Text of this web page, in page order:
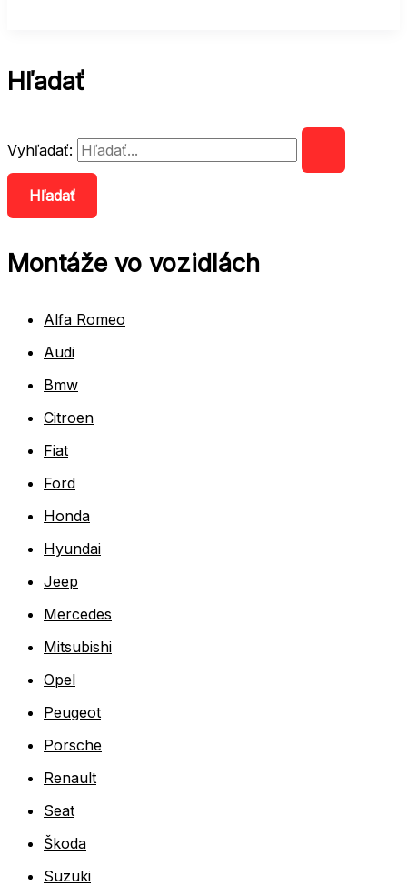
Hľadať
Vyhľadať:
Montáže vo vozidlách
Alfa Romeo
Audi
Bmw
Citroen
Fiat
Ford
Honda
Hyundai
Jeep
Mercedes
Mitsubishi
Opel
Peugeot
Porsche
Renault
Seat
Škoda
Suzuki